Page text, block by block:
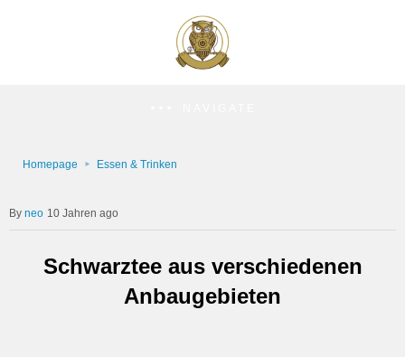
Homepage Essen & Trinken
neo 10 Jahren ago
Schwarztee aus verschiedenen
Anbaugebieten